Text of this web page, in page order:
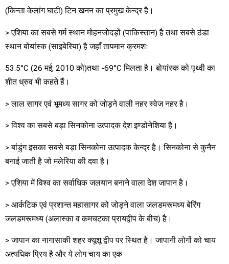
(किन्ता केलांग घाटी) टिन खनन का प्रमुख केन्द्र है।
> एशिया का सबसे गर्म स्थान मोहनजोदड़ों (पाकिस्तान) है तथा सबसे ठंडा
स्थान बोयांस्क (साइबेरिया) है जहाँ तापमान क्रमशः
53.5°C (26 मई, 2010 को)तथा -69°C मिलता है। बोयांस्क को पृथ्वी का
शीत ध्रुव भी कहते हैं।
> लाल सागर एवं भूमध्य सागर को जोड़ने वाली नहर स्वेज नहर है।
> विश्व का सबसे बड़ा सिनकोना उत्पादक देश इण्डोनेशिया है।
> बांडुंग इसका सबसे बड़ा सिनकोना उत्पादक केन्द्र है। सिनकोना से कुनैन
बनाई जाती है जो मलेरिया की दवा है।
> एशिया में विश्व का सर्वाधिक जलयान बनाने वाला देश जापान है।
> आर्कटिक एवं प्रशान्त महासागर को जोड़ने वाला जलडमरूमध्य बेरिंग
जलडमरूमध्य (अलास्का व कमचटका प्रायद्वीप के बीच) है।
> जापान का नागासाकी शहर क्यूशू द्वीप पर स्थित है। जापानी लोगों को चाय
अत्यधिक प्रिय है और ये लोग चाय का एक